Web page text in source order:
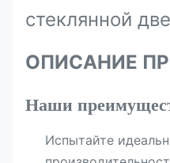
стеклянной
ОПИСАНИЕ
Наши
Испытайте